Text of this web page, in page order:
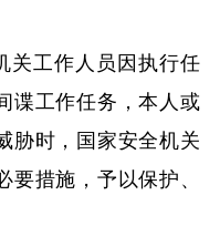
关工作人员因执行任
谍工作任务，本人或
胁时，国家安全机关
措施，予以保护、